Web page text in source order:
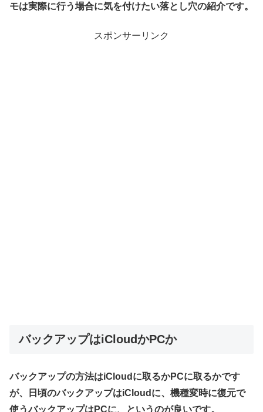
モは実際に行う場合に気を付けたい落とし穴の紹介です。
スポンサーリンク
バックアップはiCloudかPCか
バックアップの方法はiCloudに取るかPCに取るかです
が、日頃のバックアップはiCloudに、機種変時に復元で
使うバックアップはPCに、というのが良いです。